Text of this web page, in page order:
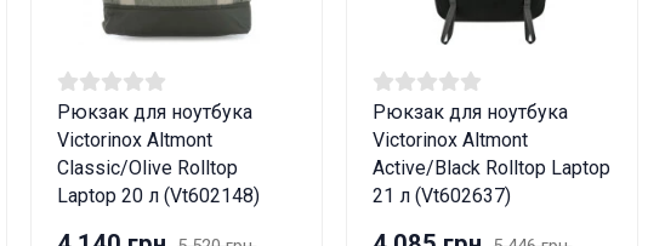
Рюкзак для ноутбука
Victorinox Altmont
Classic/Olive Rolltop
Laptop 20 л (Vt602148)
Рюкзак для ноутбука
Victorinox Altmont
Active/Black Rolltop Laptop
21 л (Vt602637)